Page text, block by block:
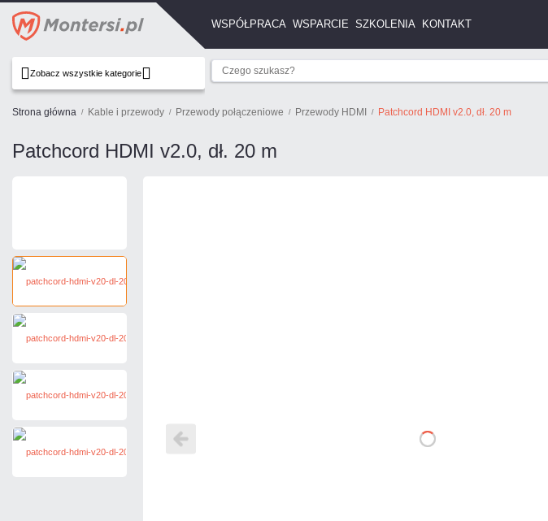
WSPÓŁPRACA WSPARCIE SZKOLENIA KONTAKT
Zobacz wszystkie kategorie
Strona główna Kable i przewody Przewody połączeniowe Przewody HDMI Patchcord HDMI v2.0, dł. 20 m
Patchcord HDMI v2.0, dł. 20 m